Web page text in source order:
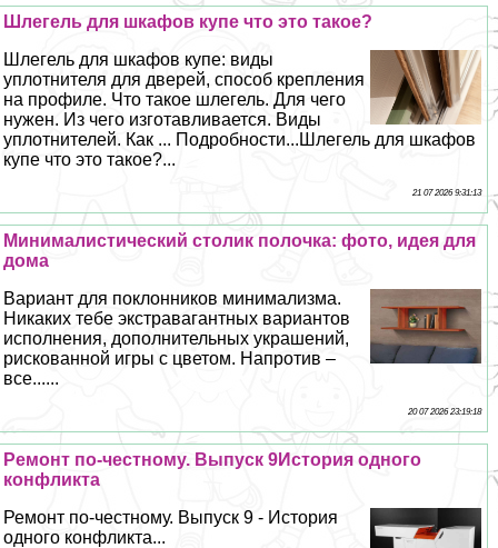
Шлегель для шкафов купе что это такое?
Шлегель для шкафов купе: виды
уплотнителя для дверей, способ крепления
на профиле. Что такое шлегель. Для чего
нужен. Из чего изготавливается. Виды
уплотнителей. Как ... Подробности...Шлегель для шкафов
купе что это такое?...
21 07 2026 9:31:13
Минималистический столик полочка: фото, идея для
дома
Вариант для поклонников минимализма.
Никаких тебе экстравагантных вариантов
исполнения, дополнительных украшений,
рискованной игры с цветом. Напротив –
все......
20 07 2026 23:19:18
Ремонт по-честному. Выпуск 9История одного
конфликта
Ремонт по-честному. Выпуск 9 - История
одного конфликта...